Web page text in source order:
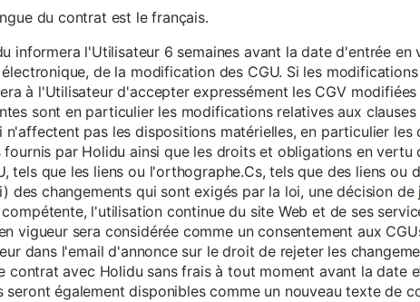
du contrat est le français.
informera l'Utilisateur 6 semaines avant la date d'entrée
de la modification des CGU. Si les
à l'Utilisateur d'accepter expressément les CGV
sont en particulier les modifications relatives aux
n'affectent pas les dispositions matérielles, en particulier
fournis par Holidu ainsi que les droits et obligations en
tels que les liens ou l'orthographe.Cs, tels que des liens
des changements qui sont exigés par la loi, une décision
l'utilisation continue du site Web et de ses
vigueur sera considérée comme un consentement aux
dans l'email d'annonce sur le droit de rejeter les
contrat avec Holidu sans frais à tout moment avant la date
seront également disponibles comme un nouveau texte de